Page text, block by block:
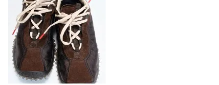
2025 году практически не увеличился
В 2025 году мировое производство обуви
практически не изменилось, зафиксировав
незначительный рост на 0,1% до 24,6 млрд пар, -
данные опубликованы в аналитическом вестнике
«Всемирный ежегодник обуви 2026», Португальской